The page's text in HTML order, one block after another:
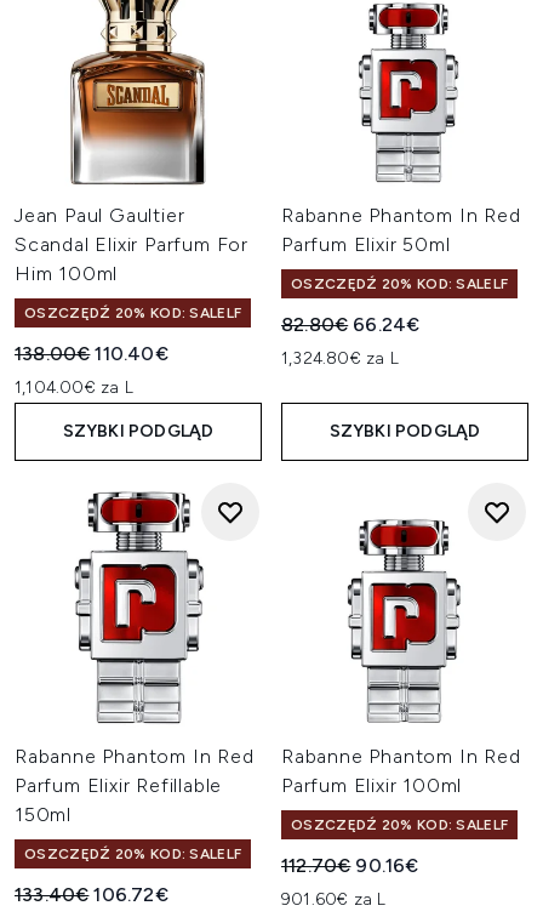
Jean Paul Gaultier
Scandal Elixir Parfum For
Him 100ml
OSZCZĘDŹ 20% KOD: SALELF
Sugerowana cena detaliczna:
138.00€Aktualna cena:
110.40€
1,104.00€ za L
SZYBKI PODGLĄD
Rabanne Phantom In Red
Parfum Elixir 50ml
OSZCZĘDŹ 20% KOD: SALELF
Sugerowana cena
82.80€ Aktualna cena:
66.24€
1,324.80€ za L
SZYBKI PODGLĄD
Rabanne Phantom In Red
Parfum Elixir Refillable
150ml
OSZCZĘDŹ 20% KOD: SALELF
Sugerowana cena detaliczna:
133.40€Aktualna cena:
106.72€
Rabanne Phantom In Red
Parfum Elixir 100ml
OSZCZĘDŹ 20% KOD: SALELF
Sugerowana cena
112.70€ Aktualna cena:
90.16€
901.60€ za L